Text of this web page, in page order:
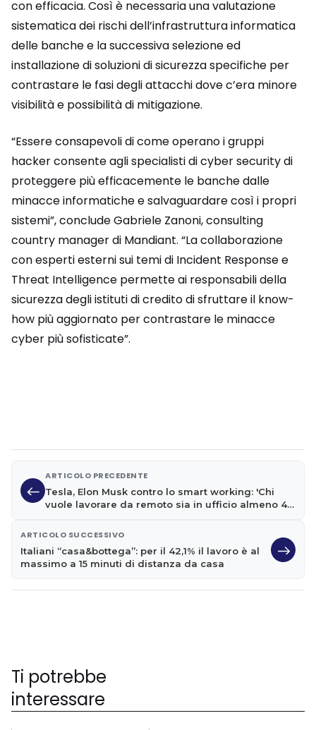
con efficacia. Così è necessaria una valutazione
sistematica dei rischi dell’infrastruttura informatica
delle banche e la successiva selezione ed
installazione di soluzioni di sicurezza specifiche per
contrastare le fasi degli attacchi dove c’era minore
visibilità e possibilità di mitigazione.
“Essere consapevoli di come operano i gruppi
hacker consente agli specialisti di cyber security di
proteggere più efficacemente le banche dalle
minacce informatiche e salvaguardare così i propri
sistemi”, conclude Gabriele Zanoni, consulting
country manager di Mandiant. “La collaborazione
con esperti esterni sui temi di Incident Response e
Threat Intelligence permette ai responsabili della
sicurezza degli istituti di credito di sfruttare il know-
how più aggiornato per contrastare le minacce
cyber più sofisticate”.
ARTICOLO PRECEDENTE
Tesla, Elon Musk contro lo smart working: 'Chi
vuole lavorare da remoto sia in ufficio almeno 40
ARTICOLO SUCCESSIVO
Italiani “casa&bottega”: per il 42,1% il lavoro è al
massimo a 15 minuti di distanza da casa
Ti potrebbe
interessare